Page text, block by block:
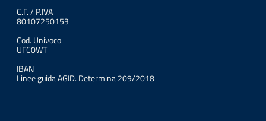
C.F. / P.IVA
80107250153
Cod. Univoco
UFC0WT
IBAN
Linee guida AGID. Determina 209/2018